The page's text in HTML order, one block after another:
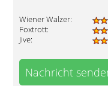
Wiener Walzer:
Foxtrott:
Jive:
Nachricht